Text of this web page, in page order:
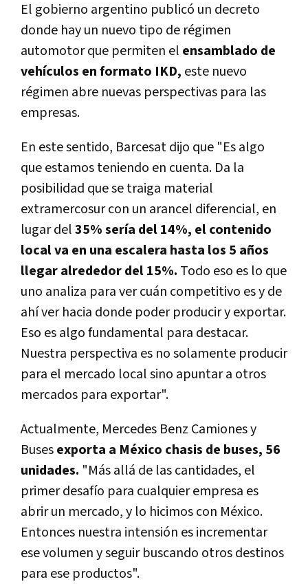
El gobierno argentino publicó un decreto
donde hay un nuevo tipo de régimen
automotor que permiten el ensamblado de
vehículos en formato IKD, este nuevo
régimen abre nuevas perspectivas para las
empresas.
En este sentido, Barcesat dijo que "Es algo
que estamos teniendo en cuenta. Da la
posibilidad que se traiga material
extramercosur con un arancel diferencial, en
lugar del35% sería del 14%, el contenido
local va en una escalera hasta los 5 años
llegar alrededor del 15%. Todo eso es lo que
uno analiza para ver cuán competitivo es y de
ahí ver hacia donde poder producir y exportar.
Eso es algo fundamental para destacar.
Nuestra perspectiva es no solamente producir
para el mercado local sino apuntar a otros
mercados para exportar".
Actualmente, Mercedes Benz Camiones y
Busesexporta a México chasis de buses, 56
unidades. "Más allá de las cantidades, el
primer desafío para cualquier empresa es
abrir un mercado, y lo hicimos con México.
Entonces nuestra intensión es incrementar
ese volumen y seguir buscando otros destinos
para ese productos".